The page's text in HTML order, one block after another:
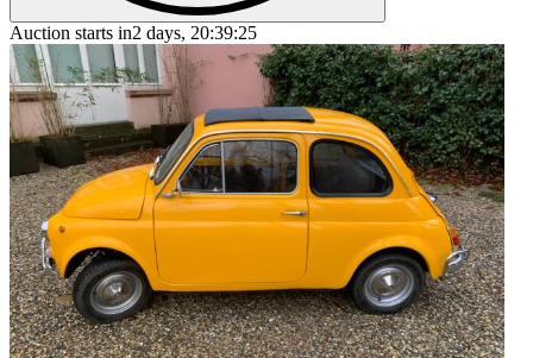
Auction starts in2 days, 20:39:25